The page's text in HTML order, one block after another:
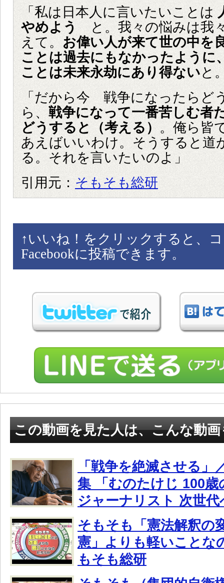
「私は日本人に言いたいことは
やめようと。我々の悩みは我
えて。 お偉い人が来て世の中を
ことは過去にもなかったように
ことは未来永劫にあり得ないと
「だから今 戦争になったらど
ら、 戦争になって一番苦しむ者
どうすると（考える）。俺ら皆
あえばいいわけ。そうすると道
る。それを言いたいのよ」
引用元： そもそも総研
↑ いいね！をクリックすると、
Facebookに投稿できます。
この動画を見た人は、こんな動
「戦争を絶滅させる」
集 「むのたけじ 100歳
ジャーナリスト 次世代
そもそも「憲法解釈の
憲」よりも軽いことな
もそも総研